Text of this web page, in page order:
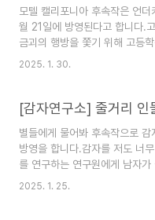
보겠습니다. 1. 라이딩 인생 정
마 장르는 가족 드라마입니다.
방송은 2025년 3월 3일에 방
인생 드라마 방송시간은 월요일
인생 드라마 연출은 마..
모텔 캘리포니아 후속작은 언
월 21일에 방영된다고 합니다.
금괴의 행방을 쫓기 위해 고등
정원의 좌충우돌 활약 기를 드라
어가는 드라마입니다.언더커버
서 정리해 보겠습니다. 1. 언더
보 언더커버 하이스쿨 드라마
션, 성장 드라마입니다.언더커
방송은 2025년 2월 21일 ~
2025. 1. 30.
별들에게 물어봐 후속작으로
방영을 합니다.감자를 저도 너
를 연구하는 연구원에게 남자가
로맨스 코미디 드라마인데요새
2025. 1. 25.